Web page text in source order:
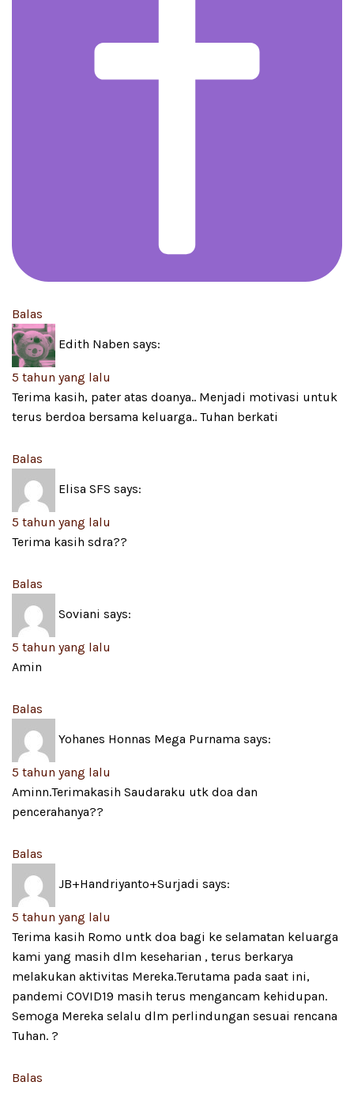
Balas
Edith Naben says:
5 tahun yang lalu
Terima kasih, pater atas doanya.. Menjadi motivasi untuk
terus berdoa bersama keluarga.. Tuhan berkati
Balas
Elisa SFS says:
5 tahun yang lalu
Terima kasih sdra??
Balas
Soviani says:
5 tahun yang lalu
Amin
Balas
Yohanes Honnas Mega Purnama says:
5 tahun yang lalu
Aminn.Terimakasih Saudaraku utk doa dan
pencerahanya??
Balas
JB+Handriyanto+Surjadi says:
5 tahun yang lalu
Terima kasih Romo untk doa bagi ke selamatan keluarga
kami yang masih dlm keseharian , terus berkarya
melakukan aktivitas Mereka.Terutama pada saat ini,
pandemi COVID19 masih terus mengancam kehidupan.
Semoga Mereka selalu dlm perlindungan sesuai rencana
Tuhan. ?
Balas